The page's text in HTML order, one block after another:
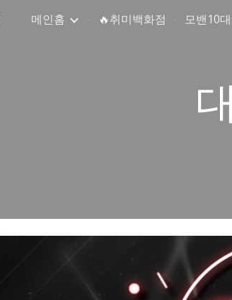
Skip to main content
메인홈 🔥취미백화점 모밴10